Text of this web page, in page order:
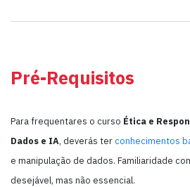
Pré-Requisitos
Para frequentares o curso Ética e
Dados e IA, deverás terconhecimentos
e manipulação de dados. Familiaridade
desejável, mas não essencial.